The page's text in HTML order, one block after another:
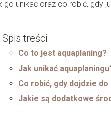
go unikać oraz co robić, gdy
Spis treści:
Co to jest aquaplaning?
Jak unikać
Co robić, gdy dojdzie do
Jakie są dodatkowe